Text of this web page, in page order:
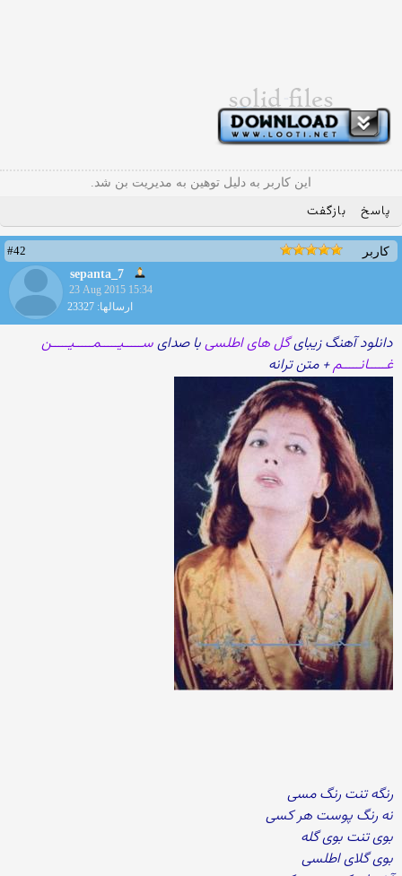
این کاربر به دلیل توهین به مدیریت بن شد.
پاسخ بازگفت
کاربر
#42
sepanta_7
23 Aug 2015 15:34
ارسالها: 23327
دانلود آهنگ زیبایگل های اطلسیبا صدایســـــیـــــمـــــیـــــن
غـــــانـــــم+ متن ترانه
رنگه تنت رنگ مسی
نه رنگ پوست هر کسی
بوی تنت بوی گله
بوی گلای اطلسی